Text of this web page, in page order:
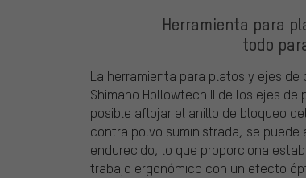
Herramienta para
todo
La herramienta para platos y ejes de
Shimano Hollowtech II de los ejes de
posible aflojar el anillo de bloqueo
contra polvo suministrada, se puede
endurecido, lo que proporciona
trabajo ergonómico con un efecto